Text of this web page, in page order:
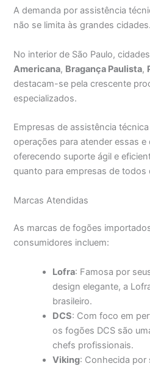
A demanda por assistência
não se limita às grandes cidades.
No interior de São Paulo,
Americana, Bragança Paulista,
destacam-se pela crescente
especializados.
Empresas de assistência
operações para atender essas e
oferecendo suporte ágil e
quanto para empresas de todos
Marcas Atendidas
As marcas de fogões
consumidores incluem:
Lofra: Famosa por
design elegante, a
brasileiro.
DCS: Com foco em
os fogões DCS são
chefs profissionais.
Viking: Conhecida por